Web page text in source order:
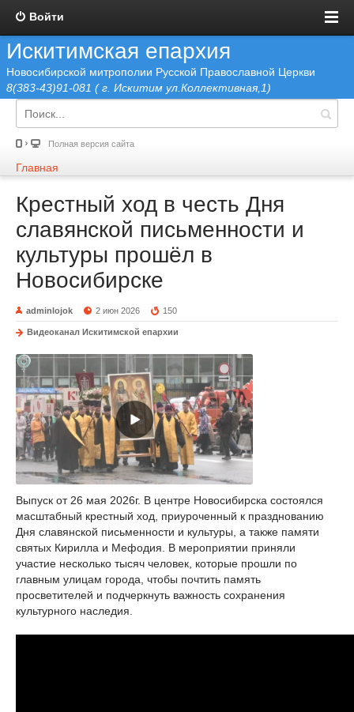
Войти
Искитимская епархия
Новосибирской митрополии Русской Православной Церкви
8(383-43)91-081 ( г. Искитим ул.Коллективная,1)
Полная версия сайта
Главная
Крестный ход в честь Дня
славянской письменности и
культуры прошёл в
Новосибирске
adminlojok 2 июн 2026 150
Видеоканал Искитимской епархии
Выпуск от 26 мая 2026г. В центре Новосибирска состоялся
масштабный крестный ход, приуроченный к празднованию
Дня славянской письменности и культуры, а также памяти
святых Кирилла и Мефодия. В мероприятии приняли
участие несколько тысяч человек, которые прошли по
главным улицам города, чтобы почтить память
просветителей и подчеркнуть важность сохранения
культурного наследия.